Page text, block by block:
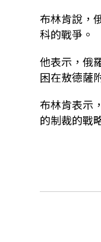
布林肯說，
科的戰爭。
他表示，俄
困在敖德薩
布林肯表示
的制裁的戰